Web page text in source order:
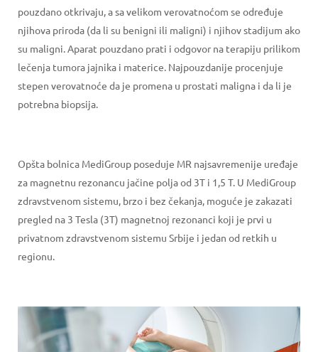
pouzdano otkrivaju, a sa velikom verovatnoćom se određuje
njihova priroda (da li su benigni ili maligni) i njihov stadijum ako
su maligni. Aparat pouzdano prati i odgovor na terapiju prilikom
lečenja tumora jajnika i materice. Najpouzdanije procenjuje
stepen verovatnoće da je promena u prostati maligna i da li je
potrebna biopsija.
Opšta bolnica MediGroup poseduje MR najsavremenije uređaje
za magnetnu rezonancu jačine polja od 3T i 1,5 T. U MediGroup
zdravstvenom sistemu, brzo i bez čekanja, moguće je zakazati
pregled na 3 Tesla (3T) magnetnoj rezonanci koji je prvi u
privatnom zdravstvenom sistemu Srbije i jedan od retkih u
regionu.